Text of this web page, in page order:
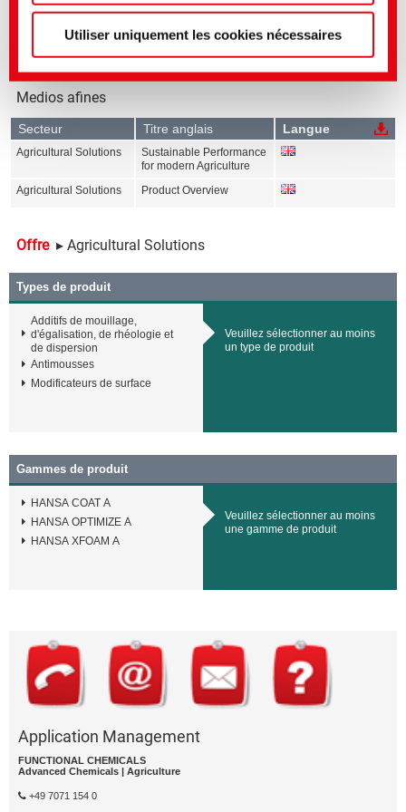
Utiliser uniquement les cookies nécessaires
Medios afines
Secteur Titre anglais Langue
Agricultural Solutions
Sustainable Performance
for modern Agriculture
Agricultural Solutions
Product Overview
Offre ▸ Agricultural Solutions
Types de produit
Additifs de mouillage,
d'égalisation, de rhéologie et
de dispersion
Antimousses
Modificateurs de surface
Veuillez sélectionner au moins
un type de produit
Gammes de produit
HANSA COAT A
HANSA OPTIMIZE A
HANSA XFOAM A
Veuillez sélectionner au moins
une gamme de produit
Application Management
FUNCTIONAL CHEMICALS
Advanced Chemicals | Agriculture
+49 7071 154 0